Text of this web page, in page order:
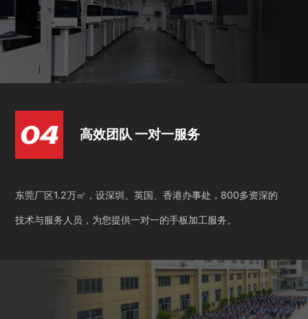
高效团队 一对一服务
东莞厂区1.2万㎡，设深圳、英国、香港办事处，800多资深的
技术与服务人员，为您提供一对一的手板加工服务。